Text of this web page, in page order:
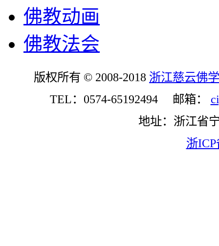
佛教动画
佛教法会
版权所有 © 2008-2018 浙江慈云佛
TEL：0574-65192494 邮箱：
地址：浙江省
浙ICP